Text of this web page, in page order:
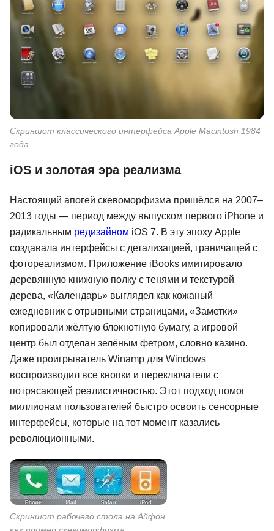
Скриншот классического интерфейса Apple Macintosh 1984
года.
iOS и золотая эра реализма
Настоящий апогей скевоморфизма пришёлся на 2007–
2013 годы — период между выпуском первого iPhone и
радикальным редизайном iOS 7. В эту эпоху Apple
создавала интерфейсы с детализацией, граничащей с
фотореализмом. Приложение iBooks имитировало
деревянную книжную полку с тенями и текстурой
дерева, «Календарь» выглядел как кожаный
ежедневник с отрывными страницами, «Заметки»
копировали жёлтую блокнотную бумагу, а игровой
центр был отделан зелёным фетром, словно казино.
Даже проигрыватель Winamp для Windows
воспроизводил все кнопки и переключатели с
потрясающей реалистичностью. Этот подход помог
миллионам пользователей быстро освоить сенсорные
интерфейсы, которые на тот момент казались
революционными.
Скриншот рабочего стола на Айфон